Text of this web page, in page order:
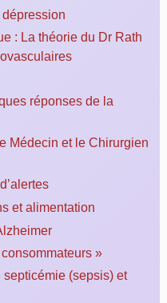
: La théorie du Dr Rath
réponses de la
Médecin et le Chirurgien
et alimentation
»
(sepsis) et